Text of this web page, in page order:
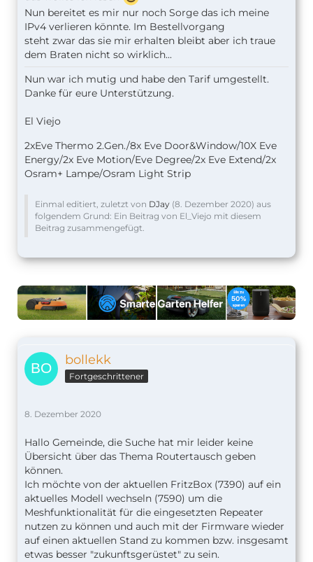
Nun bereitet es mir nur noch Sorge das ich meine
IPv4 verlieren könnte. Im Bestellvorgang
steht zwar das sie mir erhalten bleibt aber ich traue
dem Braten nicht so wirklich...
Nun war ich mutig und habe den Tarif umgestellt.
Danke für eure Unterstützung.
El Viejo
2xEve Thermo 2.Gen./8x Eve Door&Window/10X Eve
Energy/2x Eve Motion/Eve Degree/2x Eve Extend/2x
Osram+ Lampe/Osram Light Strip
Einmal editiert, zuletzt von DJay (8. Dezember 2020) aus
folgendem Grund: Ein Beitrag von El_Viejo mit diesem
Beitrag zusammengefügt.
bollekk
Fortgeschrittener
8. Dezember 2020
Hallo Gemeinde, die Suche hat mir leider keine
Übersicht über das Thema Routertausch geben
können.
Ich möchte von der aktuellen FritzBox (7390) auf ein
aktuelles Modell wechseln (7590) um die
Meshfunktionalität für die eingesetzten Repeater
nutzen zu können und auch mit der Firmware wieder
auf einen aktuellen Stand zu kommen bzw. insgesamt
etwas besser "zukunftsgerüstet" zu sein.